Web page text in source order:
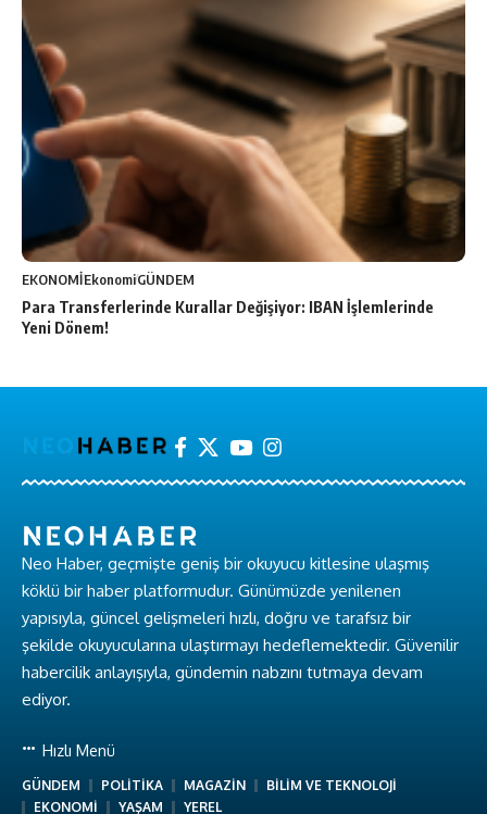
EKONOMİEkonomiGÜNDEM
Para Transferlerinde Kurallar Değişiyor: IBAN İşlemlerinde
Yeni Dönem!
Neo Haber, geçmişte geniş bir okuyucu kitlesine ulaşmış
köklü bir haber platformudur. Günümüzde yenilenen
yapısıyla, güncel gelişmeleri hızlı, doğru ve tarafsız bir
şekilde okuyucularına ulaştırmayı hedeflemektedir. Güvenilir
habercilik anlayışıyla, gündemin nabzını tutmaya devam
ediyor.
Hızlı Menü
GÜNDEM POLİTİKA MAGAZİN
BİLİM VE TEKNOLOJİ
EKONOMİ
YAŞAM YEREL